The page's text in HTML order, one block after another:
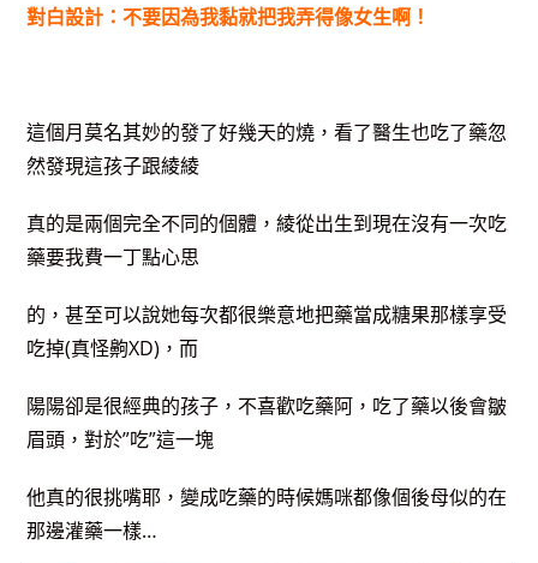
對白設計：不要因為我黏就把我弄得像女生啊！
這個月莫名其妙的發了好幾天的燒，看了醫生也吃了藥忽
然發現這孩子跟綾綾
真的是兩個完全不同的個體，綾從出生到現在沒有一次吃
藥要我費一丁點心思
的，甚至可以說她每次都很樂意地把藥當成糖果那樣享受
吃掉(真怪齁XD)，而
陽陽卻是很經典的孩子，不喜歡吃藥阿，吃了藥以後會皺
眉頭，對於”吃”這一塊
他真的很挑嘴耶，變成吃藥的時候媽咪都像個後母似的在
那邊灌藥一樣…